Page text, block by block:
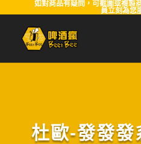
如對商品有疑問，可截圖或複製
員立刻為您
杜歐-發發